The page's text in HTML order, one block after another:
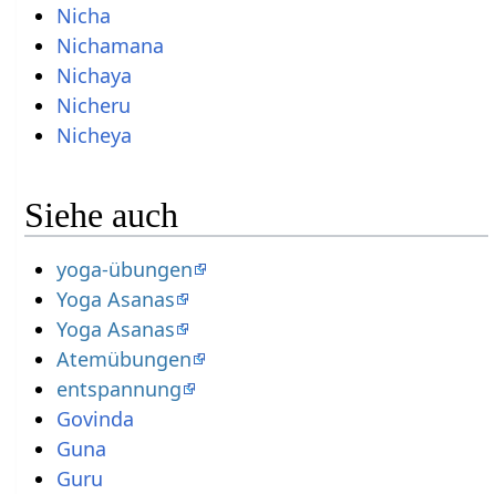
Nicha
Nichamana
Nichaya
Nicheru
Nicheya
Siehe auch
yoga-übungen
Yoga Asanas
Yoga Asanas
Atemübungen
entspannung
Govinda
Guna
Guru